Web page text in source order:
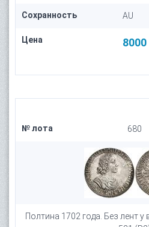
Сохранность AU
Цена 8000
№ лота 680
Полтина 1702 года. Без лент